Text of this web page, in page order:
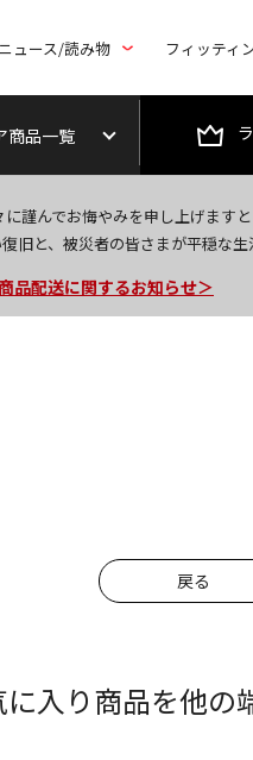
ニュース/読み物 フィッティ
商品一覧
謹んでお悔やみを申し上げます
旧と、被災者の皆さまが平穏な生
季休暇中のご注文・発送・お問
ら新規会員登録で1,000円OFF
品配送に関するお知らせ＞
戻る
に入り商品を他の